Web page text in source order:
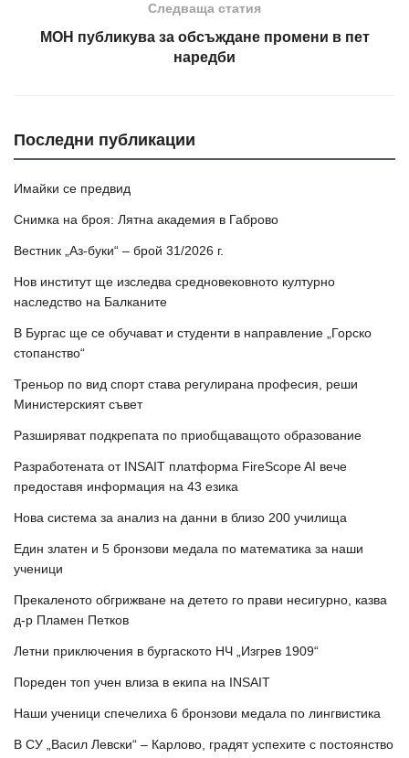
Следваща статия
МОН публикува за обсъждане промени в пет
наредби
Последни публикации
Имайки се предвид
Снимка на броя: Лятна академия в Габрово
Вестник „Аз-буки“ – брой 31/2026 г.
Нов институт ще изследва средновековното културно
наследство на Балканите
В Бургас ще се обучават и студенти в направление „Горско
стопанство“
Треньор по вид спорт става регулирана професия, реши
Министерският съвет
Разширяват подкрепата по приобщаващото образование
Разработената от INSAIT платформа FireScope AI вече
предоставя информация на 43 езика
Нова система за анализ на данни в близо 200 училища
Един златен и 5 бронзови медала по математика за наши
ученици
Прекаленото обгрижване на детето го прави несигурно, казва
д-р Пламен Петков
Летни приключения в бургаското НЧ „Изгрев 1909“
Пореден топ учен влиза в екипа на INSAIT
Наши ученици спечелиха 6 бронзови медала по лингвистика
В СУ „Васил Левски“ – Карлово, градят успехите с постоянство